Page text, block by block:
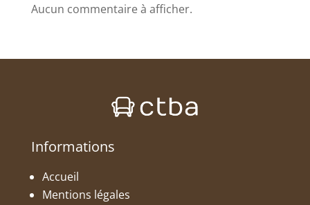
Aucun commentaire à afficher.
Informations
Accueil
Mentions légales